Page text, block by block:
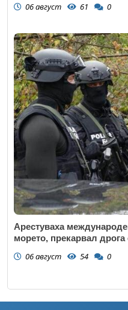
06 август 61 0
Арестуваха
морето, прекарвал
06 август 54 0